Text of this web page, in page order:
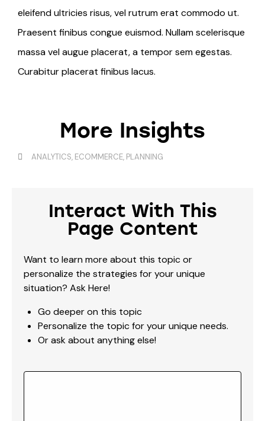
eleifend ultricies risus, vel rutrum erat commodo ut.
Praesent finibus congue euismod. Nullam scelerisque
massa vel augue placerat, a tempor sem egestas.
Curabitur placerat finibus lacus.
More Insights
ANALYTICS, ECOMMERCE, PLANNING
Interact With This
Page Content
Want to learn more about this topic or
personalize the strategies for your unique
situation? Ask Here!
Go deeper on this topic
Personalize the topic for your unique needs.
Or ask about anything else!